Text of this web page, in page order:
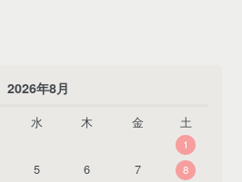
2026年8月
水 木 金 土
1
5 6 7
8